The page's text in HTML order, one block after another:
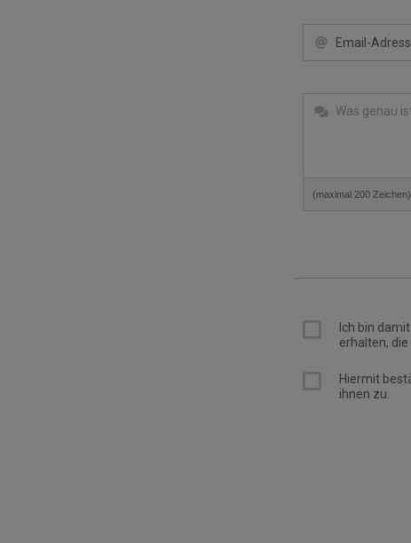
(maximal 200 Zeichen)
Ich bin
erhalten,
Hiermit
ihnen zu.